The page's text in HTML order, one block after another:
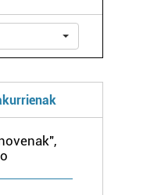
eta hirugarrenen cookie-
eta
teknologiaz